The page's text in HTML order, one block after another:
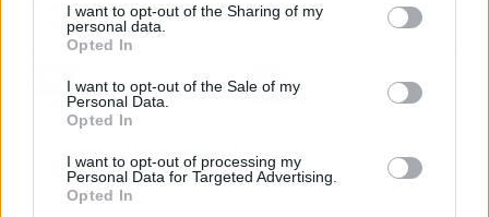
I want to opt-out of the Sharing of my
personal data.
Opted In
I want to opt-out of the Sale of my
Personal Data.
Opted In
I want to opt-out of processing my
Personal Data for Targeted Advertising.
Opted In
Artículo anterior
David Flores: De
colaborador televisivo a
legales
Letizia: estos son los